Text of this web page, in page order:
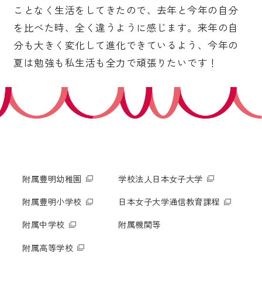
ことなく生活をしてきたので、去年と今年の自分
を比べた時、全く違うように感じます。来年の自
分も大きく変化して進化できているよう、今年の
夏は勉強も私生活も全力で頑張りたいです！
附属豊明幼稚園
附属豊明小学校
附属中学校
附属高等学校
学校法人日本女子大学
日本女子大学通信教育課程
附属機関等